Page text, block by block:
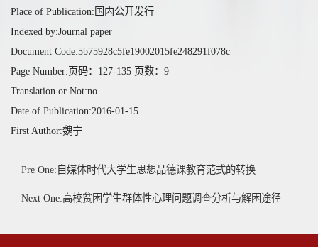
Place of Publication:国内公开发行
Indexed by:Journal paper
Document Code:5b75928c5fe19002015fe248291f078c
Page Number:页码：127-135 页数：9
Translation or Not:no
Date of Publication:2016-01-15
First Author:魏宁
Pre One:自媒体时代大学生思想品德课教育范式的转换
Next One:高校贫困学生群体性心理问题调查分析与解困途径